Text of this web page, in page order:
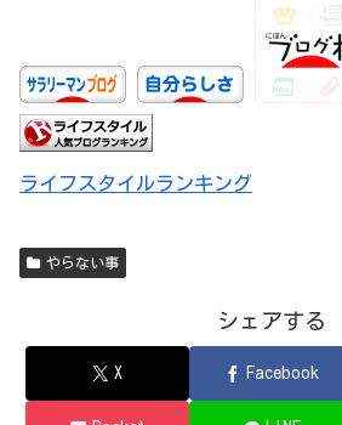
ライフスタイルランキング
やらない事
シェアする
X Facebook